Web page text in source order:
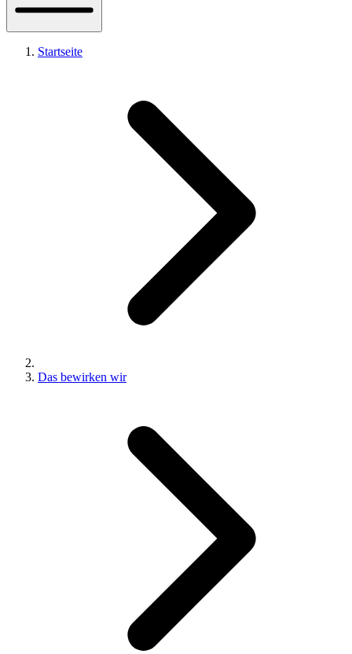
Startseite
Das bewirken wir